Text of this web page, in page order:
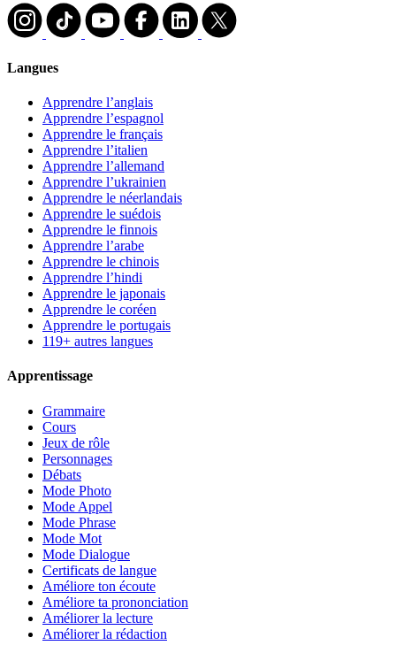
Langues
Apprendre l’anglais
Apprendre l’espagnol
Apprendre le français
Apprendre l’italien
Apprendre l’allemand
Apprendre l’ukrainien
Apprendre le néerlandais
Apprendre le suédois
Apprendre le finnois
Apprendre l’arabe
Apprendre le chinois
Apprendre l’hindi
Apprendre le japonais
Apprendre le coréen
Apprendre le portugais
119+ autres langues
Apprentissage
Grammaire
Cours
Jeux de rôle
Personnages
Débats
Mode Photo
Mode Appel
Mode Phrase
Mode Mot
Mode Dialogue
Certificats de langue
Améliore ton écoute
Améliore ta prononciation
Améliorer la lecture
Améliorer la rédaction